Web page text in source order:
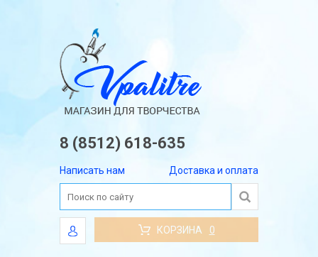
8 (8512) 618-635
Написать нам Доставка и оплата
КОРЗИНА 0